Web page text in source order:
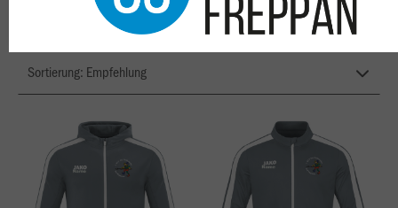
Farbe
Datenschutz
Impressum